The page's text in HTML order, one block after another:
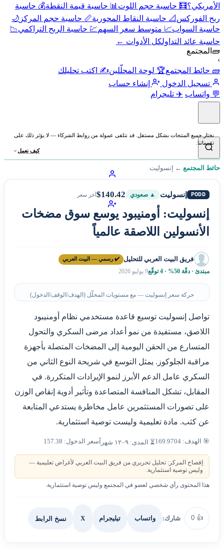
الأمريكي؟🧮 حاسبة حجم اللوت 📊 حاسبة قيمة النقطة💰 حاسبة
ربح الفوركس 📐 حاسبة النقاط المحورية📏 حاسبة حجم المركز 🌙
حاسبة السواب📈 متوسط سعر السهم💹 حاسبة الربح التراكمي📉
حاسبة عائد التداولكل الأدوات ←
🧱 المجتمع
›
🧱 حائط المجتمع🏆 لوحة المحلّلين✍️ اكتب تحليلك
تسجيل الدخول
إنشاء حساب
💬 واتساب ✈️ تليجرام
نختار جميع المنتجات بشكل مستقل. قد نتلقى عمولة من روابط الشركاء — لا يؤثر ذلك على
تقييماتنا.
كيف نعمل
حائط المجتمع ← إنسوليت
PODD إنسوليت ▲ صعودي $140.42آخر سعر
إنسوليت: أومنيبود يوسع سوق مضخات
الأنسولين اللاصقة عالمياً
فريق البيت العربي للتحليل ✔️ رسمي — البيت العربي
مبتدئ · دقّة 50% · 4 توقّع 9 يوليو 2026
حركة سعر إنسوليت — مع مستويات المحلّل (الهدف/الوقف/الدخول)
تواصل إنسوليت توسيع قاعدة مستخدمي نظام أومنيبود
اللاصق، مستفيدة من نمو أعداد مرضى السكري والتحول
المتسارع من الحقن اليومية إلى المضخات المتصلة بأجهزة
مراقبة الجلوكوز. يمثل التوسع في شريحة النوع الثاني من
السكري عامل الدعم الأبرز لنمو الإيرادات المتكررة. في
المقابل، تشكل المنافسة المتصاعدة وتأثير أدوية إنقاص الوزن
على تصورات المستثمرين عامل مخاطرة يستدعي المتابعة
عن كثب. مادة تعليمية وليست توصية استثمارية.
🎯 الهدف: 169.9704 ⏳ المدى: ٩–١٢ شهراً سعر الدخول: 157.38
إفصاح المركز: تحليل تحريري من فريق البيت العربي لأغراض تعليمية —
وليس توصية استثمارية.
هذا المحتوى رأي شخصي لعضو في المجتمع وليس توصية استثمارية.
👍
0 شارك: واتساب تيليجرام X نسخ الرابط